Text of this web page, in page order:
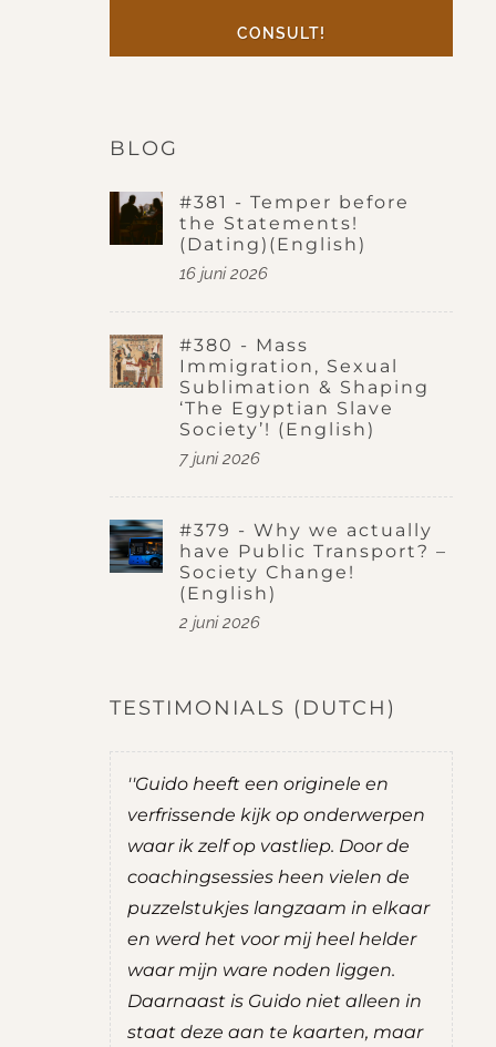
CONSULT!
BLOG
#381 - Temper before
the Statements!
(Dating)(English)
16 juni 2026
#380 - Mass
Immigration, Sexual
Sublimation & Shaping
‘The Egyptian Slave
Society’! (English)
7 juni 2026
#379 - Why we actually
have Public Transport? –
Society Change!
(English)
2 juni 2026
TESTIMONIALS (DUTCH)
''Guido heeft een originele en
verfrissende kijk op onderwerpen
waar ik zelf op vastliep. Door de
coachingsessies heen vielen de
puzzelstukjes langzaam in elkaar
en werd het voor mij heel helder
waar mijn ware noden liggen.
Daarnaast is Guido niet alleen in
staat deze aan te kaarten, maar